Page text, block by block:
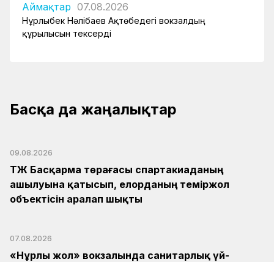
Аймақтар 07.08.2026
Нұрлыбек Нәлібаев Ақтөбедегі вокзалдың
құрылысын тексерді
Басқа да жаңалықтар
09.08.2026
ҚТЖ Басқарма төрағасы спартакиаданың
ашылуына қатысып, елорданың теміржол
объектісін аралап шықты
07.08.2026
«Нұрлы жол» вокзалында санитарлық үй-